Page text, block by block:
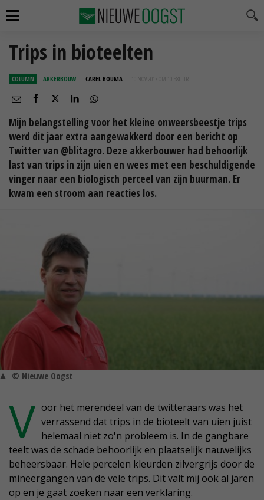
Trips in bioteelten
COLUMN AKKERBOUW CAREL BOUMA 10 NOV 2017 OM 10:58
Mijn belangstelling voor het kleine onweersbeestje trips
werd dit jaar extra aangewakkerd door een bericht op
Twitter van @blitagro. Deze akkerbouwer had behoorlijk
last van trips in zijn uien en wees met een beschuldigende
vinger naar een biologisch perceel van zijn buurman. Er
kwam een stroom aan reacties los.
© Nieuwe Oogst
V oor het merendeel van de twitteraars was het
verrassend dat trips in de bioteelt van uien juist
helemaal niet zo'n probleem is. In de gangbare
teelt was de schade behoorlijk en plaatselijk nauwelijks
beheersbaar. Hele percelen kleurden zilvergrijs door de
mineergangen van de vele trips. Dit valt mij ook al jaren
op en je gaat zoeken naar een verklaring.